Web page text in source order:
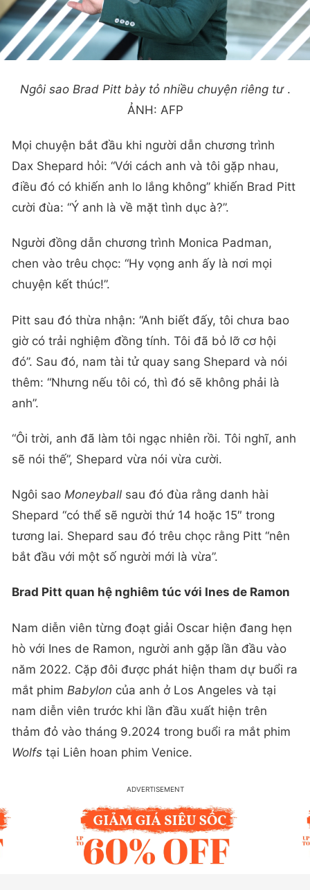
Ngôi sao Brad Pitt bày tỏ nhiều chuyện riêng tư .
ẢNH: AFP
Mọi chuyện bắt đầu khi người dẫn chương trình
Dax Shepard hỏi: “Với cách anh và tôi gặp nhau,
điều đó có khiến anh lo lắng không” khiến Brad Pitt
cười đùa: “Ý anh là về mặt tình dục à?”.
Người đồng dẫn chương trình Monica Padman,
chen vào trêu chọc: “Hy vọng anh ấy là nơi mọi
chuyện kết thúc!”.
Pitt sau đó thừa nhận: “Anh biết đấy, tôi chưa bao
giờ có trải nghiệm đồng tính. Tôi đã bỏ lỡ cơ hội
đó”. Sau đó, nam tài tử quay sang Shepard và nói
thêm: “Nhưng nếu tôi có, thì đó sẽ không phải là
anh”.
“Ôi trời, anh đã làm tôi ngạc nhiên rồi. Tôi nghĩ, anh
sẽ nói thế”, Shepard vừa nói vừa cười.
Ngôi sao Moneyball sau đó đùa rằng danh hài
Shepard “có thể sẽ người thứ 14 hoặc 15″ trong
tương lai. Shepard sau đó trêu chọc rằng Pitt “nên
bắt đầu với một số người mới là vừa”.
Brad Pitt quan hệ nghiêm túc với Ines de Ramon
Nam diễn viên từng đoạt giải Oscar hiện đang hẹn
hò với Ines de Ramon, người anh gặp lần đầu vào
năm 2022. Cặp đôi được phát hiện tham dự buổi ra
mắt phim Babylon của anh ở Los Angeles và tại
nam diễn viên trước khi lần đầu xuất hiện trên
thảm đỏ vào tháng 9.2024 trong buổi ra mắt phim
Wolfs tại Liên hoan phim Venice.